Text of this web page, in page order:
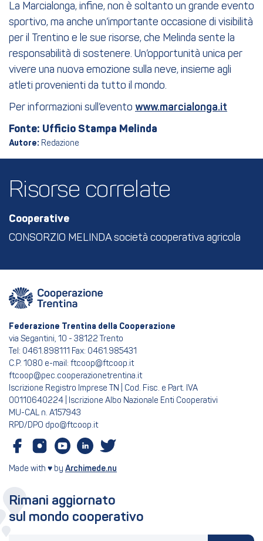
La Marcialonga, infine, non è soltanto un grande evento
sportivo, ma anche un’importante occasione di visibilità
per il Trentino e le sue risorse, che Melinda sente la
responsabilità di sostenere. Un’opportunità unica per
vivere una nuova emozione sulla neve, insieme agli
atleti provenienti da tutto il mondo.
Per informazioni sull’evento www.marcialonga.it
Fonte: Ufficio Stampa Melinda
Autore: Redazione
Risorse correlate
Cooperative
CONSORZIO MELINDA società cooperativa agricola
Federazione Trentina della Cooperazione
via Segantini, 10 - 38122 Trento
Tel: 0461.898111 Fax: 0461.985431
C.P. 1080 e-mail: ftcoop@ftcoop.it
ftcoop@pec.cooperazionetrentina.it
Iscrizione Registro Imprese TN | Cod. Fisc. e Part. IVA
00110640224 | Iscrizione Albo Nazionale Enti Cooperativi
MU-CAL n. A157943
RPD/DPO dpo@ftcoop.it
Made with ♥ by Archimede.nu
Rimani aggiornato
sul mondo cooperativo